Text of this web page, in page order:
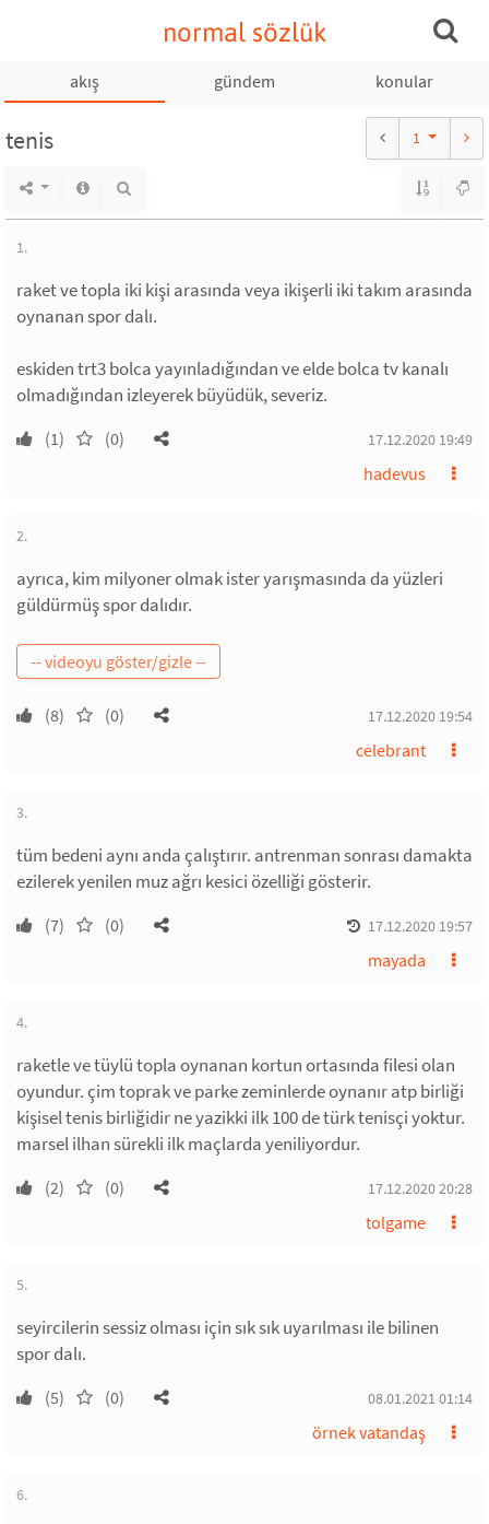
normal sözlük
akış gündem konular
tenis 1
1.
raket ve topla iki kişi arasında veya ikişerli iki takım arasında
oynanan spor dalı.
eskiden trt3 bolca yayınladığından ve elde bolca tv kanalı
olmadığından izleyerek büyüdük, severiz.
(1) (0) 17.12.2020 19:49
hadevus
2.
ayrıca, kim milyoner olmak ister yarışmasında da yüzleri
güldürmüş spor dalıdır.
(8) (0) 17.12.2020 19:54
celebrant
3.
tüm bedeni aynı anda çalıştırır. antrenman sonrası damakta
ezilerek yenilen muz ağrı kesici özelliği gösterir.
(7) (0) 17.12.2020 19:57
mayada
4.
raketle ve tüylü topla oynanan kortun ortasında filesi olan
oyundur. çim toprak ve parke zeminlerde oynanır atp birliği
kişisel tenis birliğidir ne yazikki ilk 100 de türk tenisçi yoktur.
marsel ilhan sürekli ilk maçlarda yeniliyordur.
(2) (0) 17.12.2020 20:28
tolgame
5.
seyircilerin sessiz olması için sık sık uyarılması ile bilinen
spor dalı.
(5) (0) 08.01.2021 01:14
örnek vatandaş
6.